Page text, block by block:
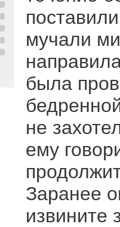
мучали
была
не
ему
Заранее
извините